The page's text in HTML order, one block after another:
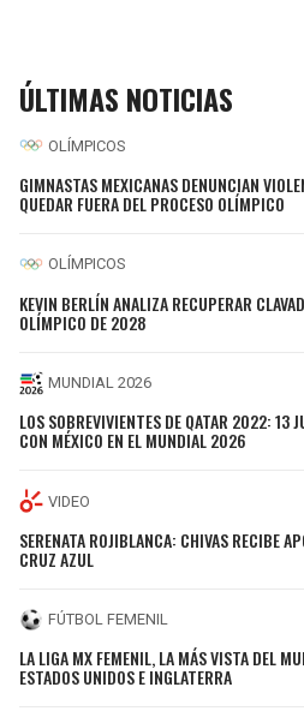
ÚLTIMAS NOTICIAS
OLÍMPICOS
GIMNASTAS MEXICANAS DENUNCIAN
QUEDAR FUERA DEL PROCESO OLÍMPICO
OLÍMPICOS
KEVIN BERLÍN ANALIZA RECUPERAR
OLÍMPICO DE 2028
MUNDIAL 2026
LOS SOBREVIVIENTES DE QATAR 2022: 13
CON MÉXICO EN EL MUNDIAL 2026
VIDEO
SERENATA ROJIBLANCA: CHIVAS RECIBE
CRUZ AZUL
FÚTBOL FEMENIL
LA LIGA MX FEMENIL, LA MÁS VISTA DEL
ESTADOS UNIDOS E INGLATERRA